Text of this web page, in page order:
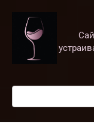
контенту
Поиск: